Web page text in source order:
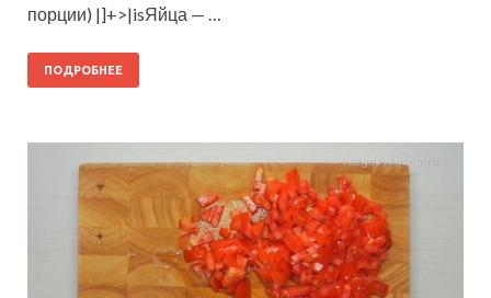
порции) |]+>|isЯйца — …
ПОДРОБНЕЕ